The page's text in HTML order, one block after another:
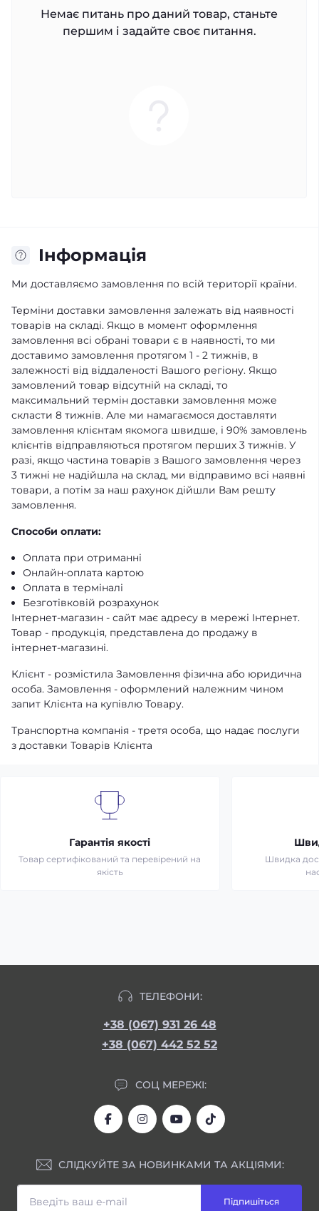
Немає питань про даний товар, станьте
першим і задайте своє питання.
Iнформація
Ми доставляємо замовлення по всій території країни.
Терміни доставки замовлення залежать від наявності
товарів на складі. Якщо в момент оформлення
замовлення всі обрані товари є в наявності, то ми
доставимо замовлення протягом 1 - 2 тижнів, в
залежності від віддаленості Вашого регіону. Якщо
замовлений товар відсутній на складі, то
максимальний термін доставки замовлення може
скласти 8 тижнів. Але ми намагаємося доставляти
замовлення клієнтам якомога швидше, і 90% замовлень
клієнтів відправляються протягом перших 3 тижнів. У
разі, якщо частина товарів з Вашого замовлення через
3 тижні не надійшла на склад, ми відправимо всі наявні
товари, а потім за наш рахунок дійшли Вам решту
замовлення.
Способи оплати:
Оплата при отриманні
Онлайн-оплата картою
Оплата в терміналі
Безготівковій розрахунок
Інтернет-магазин - сайт має адресу в мережі Інтернет.
Товар - продукція, представлена ​​до продажу в
інтернет-магазині.
Клієнт - розмістила Замовлення фізична або юридична
особа. Замовлення - оформлений належним чином
запит Клієнта на купівлю Товару.
Транспортна компанія - третя особа, що надає послуги
з доставки Товарів Клієнта
Гарантія якості
Товар сертифікований та перевірений на
якість
Швидка
ТЕЛЕФОНИ:
+38 (067) 931 26 48
+38 (067) 442 52 52
СОЦ МЕРЕЖІ:
СЛІДКУЙТЕ ЗА НОВИНКАМИ ТА АКЦІЯМИ:
Підпишіться